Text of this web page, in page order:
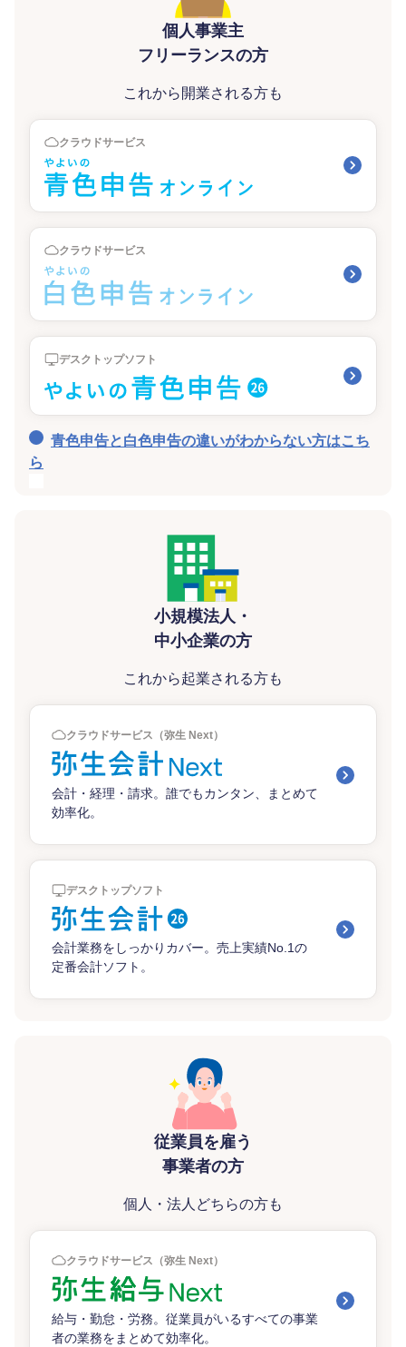
個人事業主
フリーランスの方
これから開業される方も
クラウドサービス
クラウドサービス
デスクトップソフト
青色申告と白色申告の違いがわからない方はこち
ら
小規模法人・
中小企業の方
これから起業される方も
クラウドサービス（弥生 Next）
会計・経理・請求。誰でもカンタン、まとめて
効率化。
デスクトップソフト
会計業務をしっかりカバー。売上実績No.1の
定番会計ソフト。
従業員を雇う
事業者の方
個人・法人どちらの方も
クラウドサービス（弥生 Next）
給与・勤怠・労務。従業員がいるすべての事業
者の業務をまとめて効率化。